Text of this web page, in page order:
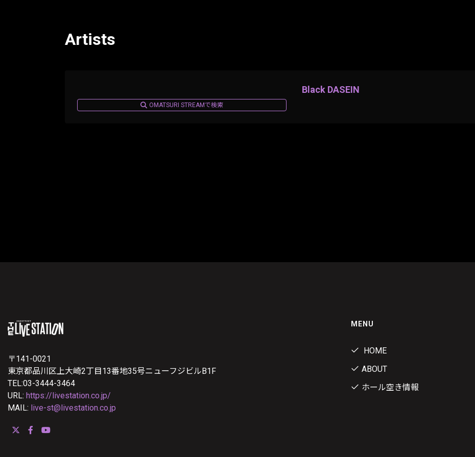
Artists
OMATSURI STREAMで検索
Black DASEIN
〒141-0021
東京都品川区上大崎2丁目13番地35号ニューフジビルB1F
TEL:03-3444-3464
URL: https://livestation.co.jp/
MAIL: live-st@livestation.co.jp
MENU
HOME
ABOUT
ホール空き情報